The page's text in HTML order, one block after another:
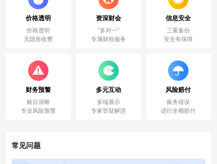
价格透明
价格透明
无隐形收费
资深财会
"多对一"
专属财税服务
信息安全
三重备份
安全有保障
财务预警
账目清晰
专业风险预警
多元互动
多端展示
专家答疑解惑
风险赔付
账务错误
进行全额赔付
常见问题